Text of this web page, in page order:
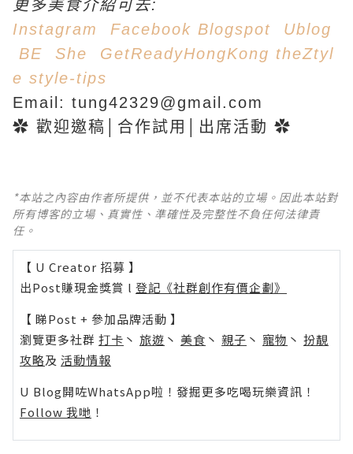
更多美食介紹可去:
Instagram
Facebook Blogspot
Ublog
BE
She GetReadyHongKong theZtyl
e style-tips
Email: tung42329@gmail.com
✿ 歡迎邀稿│合作試用│出席活動 ✿
*本站之內容由作者所提供，並不代表本站的立場。因此本站對
所有博客的立場、真實性、準確性及完整性不負任何法律責
任。
【 U Creator 招募 】
出Post賺現金獎賞 l 登記《社群創作有價企劃》
【 睇Post + 參加品牌活動 】
瀏覽更多社群 打卡 丶 旅遊 丶 美食 丶 親子 丶 寵物 丶 扮靚
攻略及 活動情報
U Blog開咗WhatsApp啦！發掘更多吃喝玩樂資訊！
Follow 我哋 ！